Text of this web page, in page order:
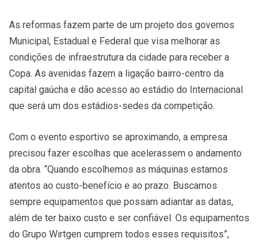
As reformas fazem parte de um projeto dos governos
Municipal, Estadual e Federal que visa melhorar as
condições de infraestrutura da cidade para receber a
Copa. As avenidas fazem a ligação bairro-centro da
capital gaúcha e dão acesso ao estádio do Internacional
que será um dos estádios-sedes da competição.
Com o evento esportivo se aproximando, a empresa
precisou fazer escolhas que acelerassem o andamento
da obra. “Quando escolhemos as máquinas estamos
atentos ao custo-benefício e ao prazo. Buscamos
sempre equipamentos que possam adiantar as datas,
além de ter baixo custo e ser confiável. Os equipamentos
do Grupo Wirtgen cumprem todos esses requisitos”,